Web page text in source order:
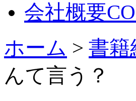
会社概要
ホーム > 書籍
んて言う？